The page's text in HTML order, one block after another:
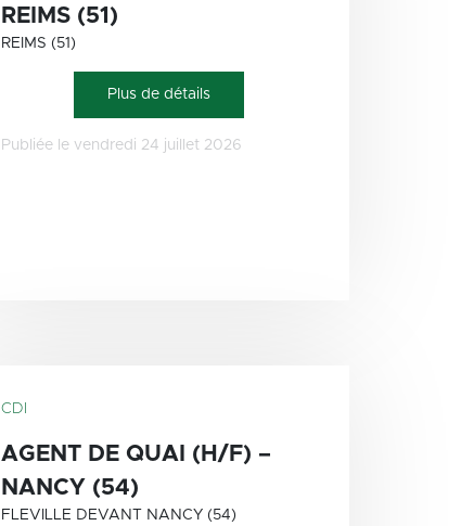
REIMS (51)
REIMS (51)
Plus de détails
Publiée le vendredi 24 juillet 2026
CDI
AGENT DE QUAI (H/F) –
NANCY (54)
FLEVILLE DEVANT NANCY (54)